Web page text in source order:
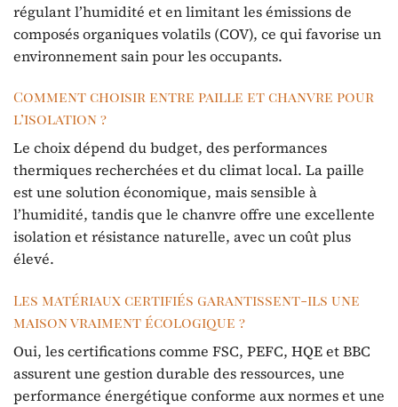
régulant l’humidité et en limitant les émissions de
composés organiques volatils (COV), ce qui favorise un
environnement sain pour les occupants.
Comment choisir entre paille et chanvre pour
l’isolation ?
Le choix dépend du budget, des performances
thermiques recherchées et du climat local. La paille
est une solution économique, mais sensible à
l’humidité, tandis que le chanvre offre une excellente
isolation et résistance naturelle, avec un coût plus
élevé.
Les matériaux certifiés garantissent-ils une
maison vraiment écologique ?
Oui, les certifications comme FSC, PEFC, HQE et BBC
assurent une gestion durable des ressources, une
performance énergétique conforme aux normes et une